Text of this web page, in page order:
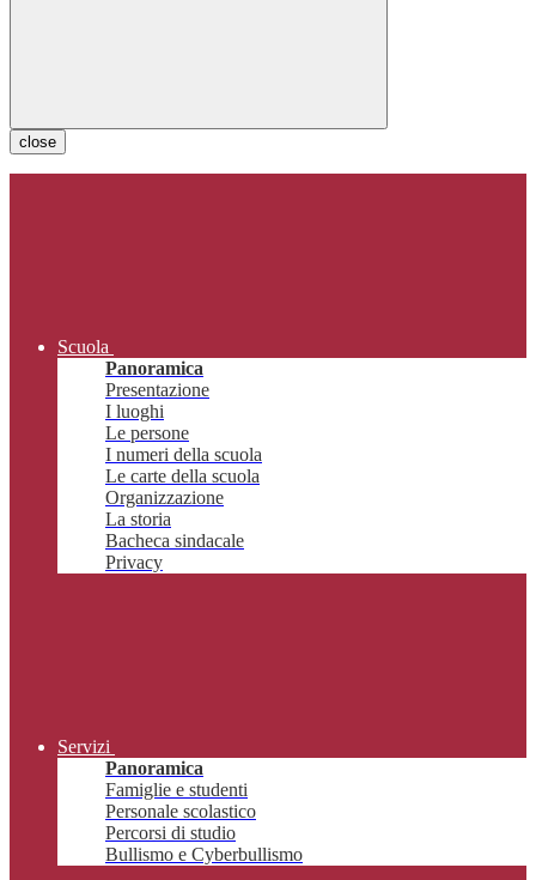
close
Scuola
Panoramica
Presentazione
I luoghi
Le persone
I numeri della scuola
Le carte della scuola
Organizzazione
La storia
Bacheca sindacale
Privacy
Servizi
Panoramica
Famiglie e studenti
Personale scolastico
Percorsi di studio
Bullismo e Cyberbullismo